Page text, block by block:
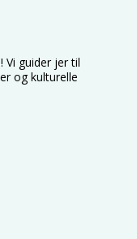
Vi guider jer til
og kulturelle